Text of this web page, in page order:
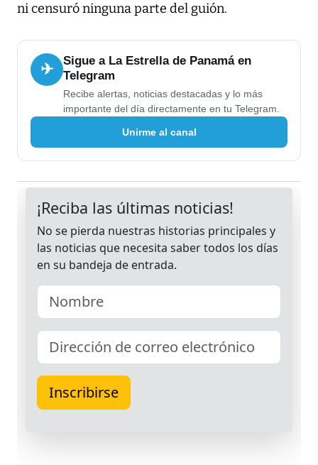
ni censuró ninguna parte del guión.
✈
Sigue a La Estrella de Panamá en
Telegram
Recibe alertas, noticias destacadas y lo más
importante del día directamente en tu Telegram.
Unirme al canal